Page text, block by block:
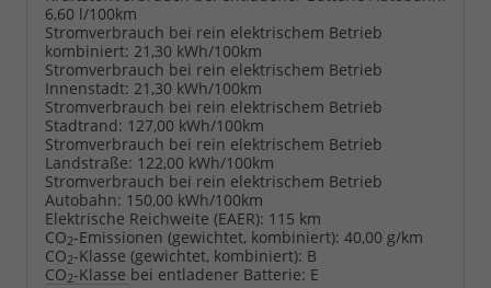
6,60 l/100km
Stromverbrauch bei rein elektrischem Betrieb
kombiniert: 21,30 kWh/100km
Stromverbrauch bei rein elektrischem Betrieb
Innenstadt: 21,30 kWh/100km
Stromverbrauch bei rein elektrischem Betrieb
Stadtrand: 127,00 kWh/100km
Stromverbrauch bei rein elektrischem Betrieb
Landstraße: 122,00 kWh/100km
Stromverbrauch bei rein elektrischem Betrieb
Autobahn: 150,00 kWh/100km
Elektrische Reichweite (EAER): 115 km
CO2-Emissionen (gewichtet, kombiniert): 40,00 g/km
CO2-Klasse (gewichtet, kombiniert): B
CO2-Klasse bei entladener Batterie: E